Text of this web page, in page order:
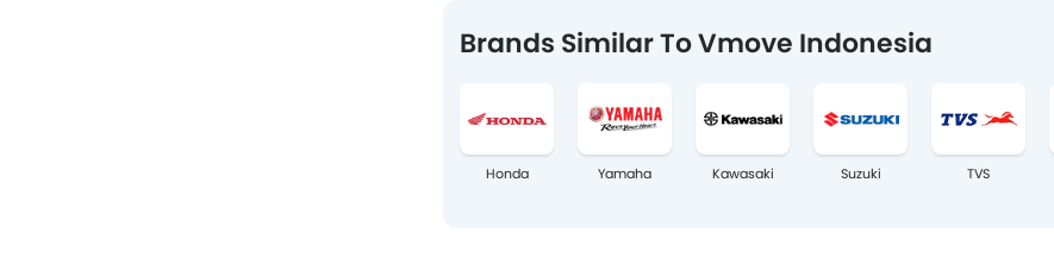
Brands Similar To Vmove Indonesia
Honda Yamaha Kawasaki Suzuki TVS